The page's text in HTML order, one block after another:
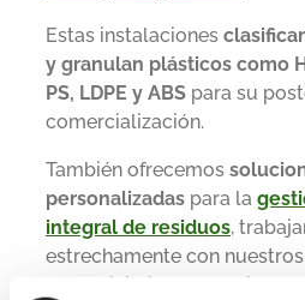
Estas instalaciones
y granulan plásticos como
PS, LDPE y ABS para su
comercialización.
También ofrecemos
personalizadas para la
integral de residuos,
estrechamente con
para minimizar la cantidad